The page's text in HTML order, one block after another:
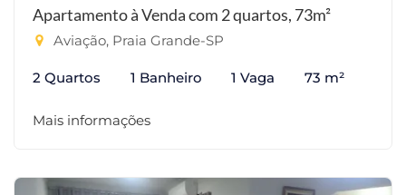
Apartamento à Venda com 2 quartos, 73m²
Aviação, Praia Grande-SP
2 Quartos 1 Banheiro 1 Vaga 73 m²
Mais informações